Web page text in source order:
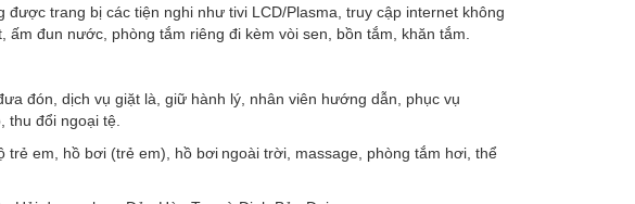
được trang bị các tiện nghi như tivi LCD/Plasma, truy cập internet không
đun nước, phòng tắm riêng đi kèm vòi sen, bồn tắm, khăn tắm.
đón, dịch vụ giặt là, giữ hành lý, nhân viên hướng dẫn, phục vụ
thu đổi ngoại tệ.
em, hồ bơi (trẻ em), hồ bơi ngoài trời, massage, phòng tắm hơi, thể